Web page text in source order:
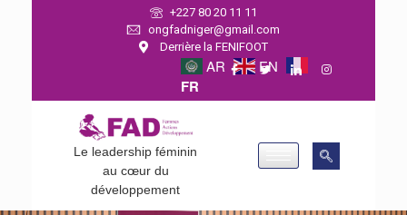
+227 80 20 11 11
ongfadniger@gmail.com
Derrière la FENIFOOT
AR EN
FR
Le leadership féminin
au cœur du
développement